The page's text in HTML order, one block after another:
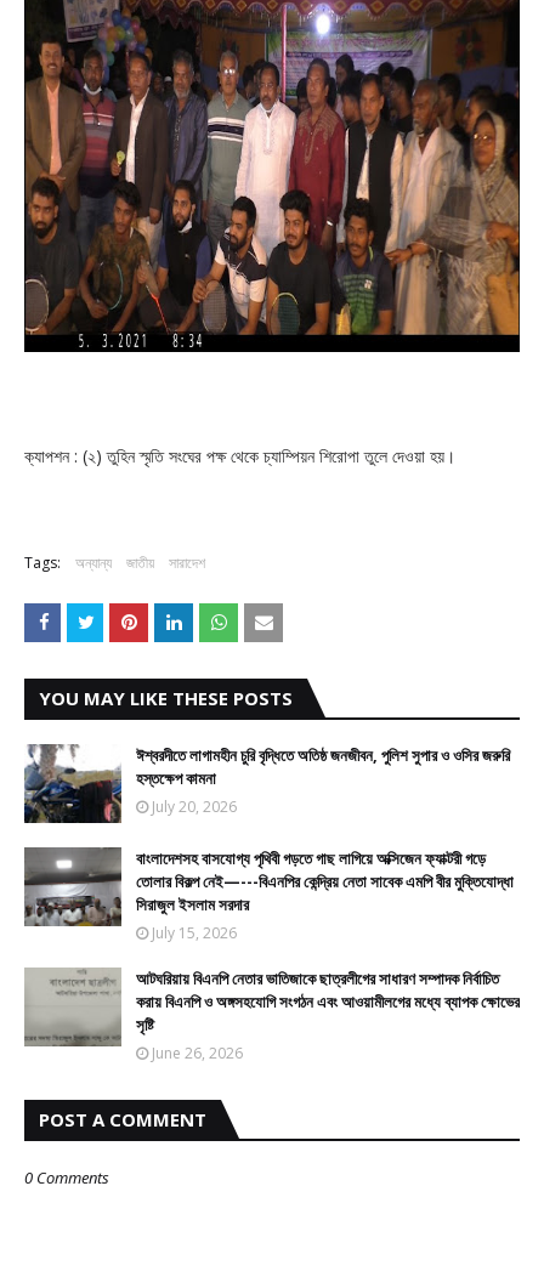
ক্যাপশন : (২) তুহিন স্মৃতি সংঘের পক্ষ থেকে চ্যাম্পিয়ন শিরোপা তুলে দেওয়া হয়।
Tags: অন্যান্য জাতীয় সারাদেশ
YOU MAY LIKE THESE POSTS
ঈশ্বরদীতে লাগামহীন চুরি বৃদ্ধিতে অতিষ্ঠ জনজীবন, পুলিশ সুপার ও ওসির জরুরি
হস্তক্ষেপ কামনা
July 20, 2026
বাংলাদেশসহ বাসযোগ্য পৃথিবী গড়তে গাছ লাগিয়ে অক্সিজেন ফ্যাক্টরী গড়ে
তোলার বিকল্প নেই—---বিএনপির কেন্দ্রিয় নেতা সাবেক এমপি বীর মুক্তিযোদ্ধা
সিরাজুল ইসলাম সরদার
July 15, 2026
আটঘরিয়ায় বিএনপি নেতার ভাতিজাকে ছাত্রলীগের সাধারণ সম্পাদক নির্বাচিত
করায় বিএনপি ও অঙ্গসহযোগি সংগঠন এবং আওয়ামীলগের মধ্যে ব্যাপক ক্ষোভের
সৃষ্টি
June 26, 2026
POST A COMMENT
0 Comments